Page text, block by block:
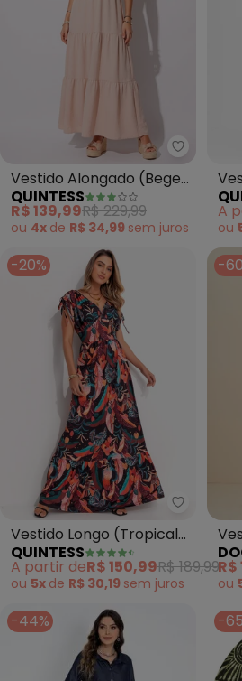
Vestido Alongado (Bege)
em Air Flow
QUINTESS
R$ 139,99R$ 229,99
ou 4x de R$ 34,99 sem juros
A
ou
-20%
Vestido Longo (Tropical
Preto) com Amarrações
QUINTESS
A partir deR$ 150,99R$ 189,99
ou 5x de R$ 30,19 sem juros
-
R$
ou
-44% -